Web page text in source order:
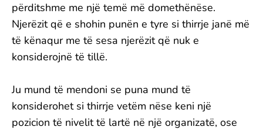
përditshme me një temë më domethënëse.
Njerëzit që e shohin punën e tyre si thirrje janë më
të kënaqur me të sesa njerëzit që nuk e
konsiderojnë të tillë.
Ju mund të mendoni se puna mund të
konsiderohet si thirrje vetëm nëse keni një
pozicion të nivelit të lartë në një organizatë, ose